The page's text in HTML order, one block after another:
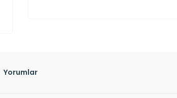
Yorumlar